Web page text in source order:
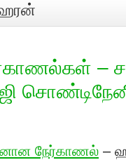
–
நேர்காணல் –